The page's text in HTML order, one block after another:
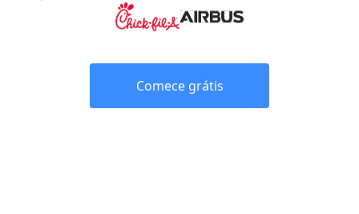
Comece grátis